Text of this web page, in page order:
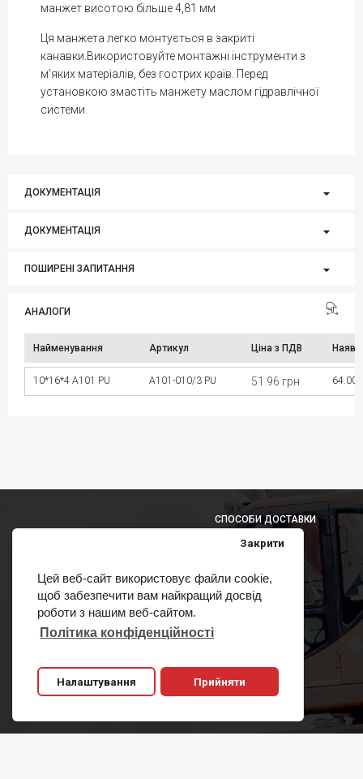
Цей веб-сайт використовує файли cookie,
щоб забезпечити вам найкращий досвід
роботи з нашим веб-сайтом.
Політика конфіденційності
Закрити
Налаштування Прийняти
АНАЛОГИ
Найменування Артикул Ціна з ПДВ
10*16*4 A101 PU A101-010/3 PU 51.96 грн 64.00
манжет висотою більше 4,81 мм
Ця манжета легко монтується в закриті
канавки.Використовуйте монтажні інструменти з
м'яких матеріалів, без гострих країв. Перед
установкою змастіть манжету маслом гідравлічної
системи.
ДОКУМЕНТАЦІЯ
ДОКУМЕНТАЦІЯ
ПОШИРЕНІ ЗАПИТАННЯ
СПОСОБИ ДОСТАВКИ
СПОСОБИ ОПЛАТИ